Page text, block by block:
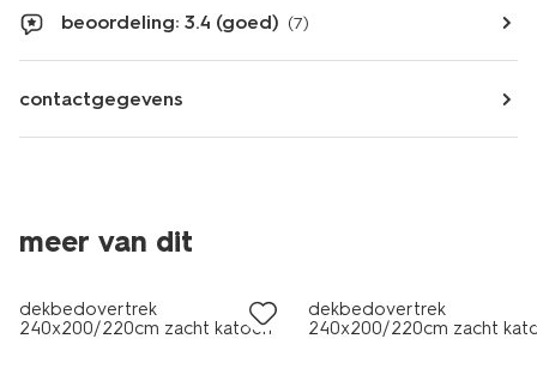
beoordeling: 3.4 (goed) (7)
contactgegevens
meer van dit
dekbedovertrek
240x200/220cm zacht katoen
dekbedovertrek
240x200/220cm zacht